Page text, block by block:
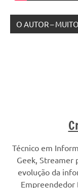
O AUTOR –
Técnico em
Geek, Streamer
evolução da
Empreendedor